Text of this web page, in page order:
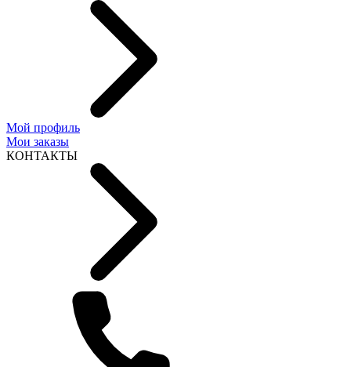
Мой профиль
Мои заказы
КОНТАКТЫ